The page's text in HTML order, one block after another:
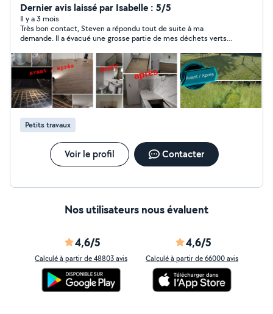
isolant, placo Pose de parquet stratifié - petit travaux
de plomberie ( arrivé d'eau, évacuation, ballon d'eau
chaude) ou électricité ( pose de disjoncteur, pose de
prise, pose de panneaux solaire en plug and play ou
Autoconsommation) - Évacuation de déchets vert, ou
emcombrant en déchetterie Possibilité de louer une
remorque 1m20x2m et une échelle 6-7 mètres -
covoiturage Possibilité garde d'enfant par ma fille de 17
ans. Véhiculé
Dernier avis laissé par Isabelle : 5/5
Il y a 3 mois
Très bon contact, Steven a répondu tout de suite à ma
demande. Il a évacué une grosse partie de mes déchets verts
très agréble. Je le recommande.
Petits travaux
Voir le profil Contacter
Nos utilisateurs nous évaluent
4,6/5
Calculé à partir de 48803 avis
4,6/5
Calculé à partir de 66000 avis